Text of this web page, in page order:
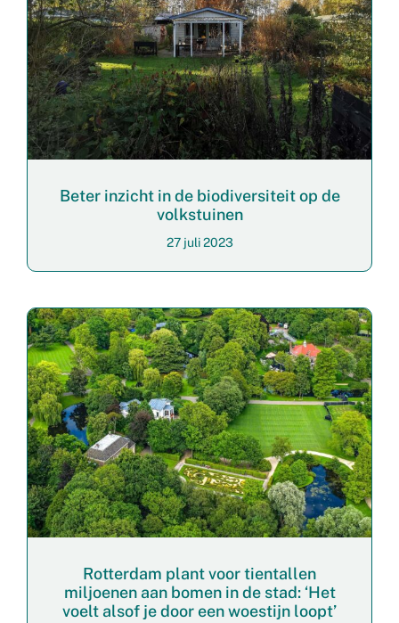
Beter inzicht in de biodiversiteit op de
volkstuinen
27 juli 2023
Rotterdam plant voor tientallen
miljoenen aan bomen in de stad: ‘Het
voelt alsof je door een woestijn loopt’